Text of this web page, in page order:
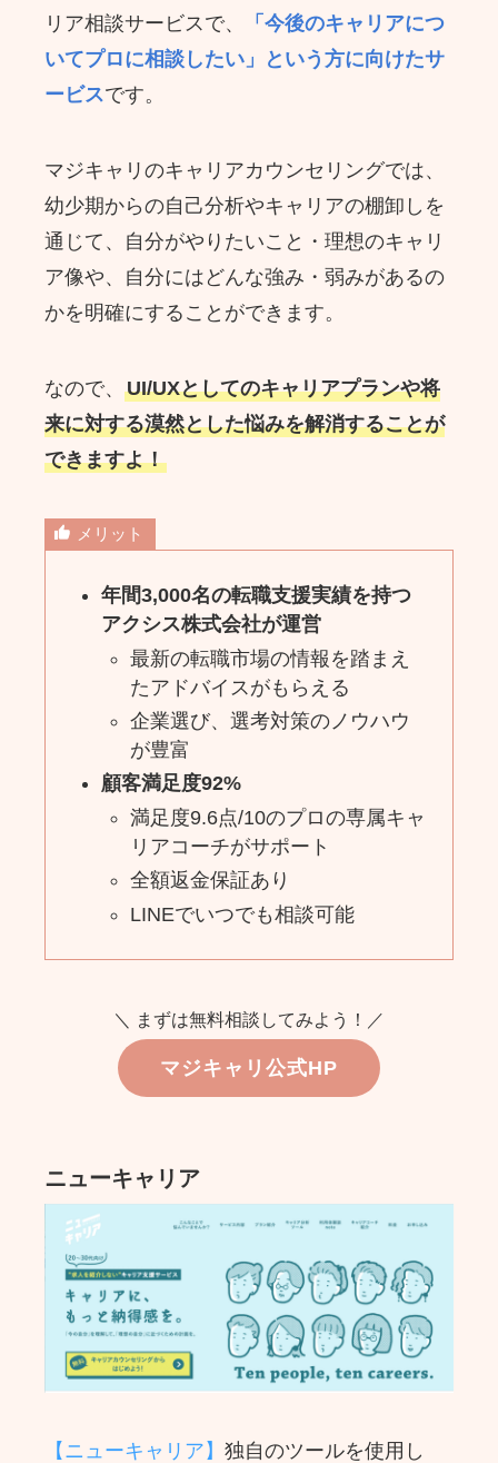
リア相談サービスで、
「今後のキャリアにつ
いてプロに相談したい」という方に向けたサ
ービスです。
マジキャリのキャリアカウンセリングでは、
幼少期からの自己分析やキャリアの棚卸しを
通じて、自分がやりたいこと・理想のキャリ
ア像や、自分にはどんな強み・弱みがあるの
かを明確にすることができます。
なので、UI/UXとしてのキャリアプランや将
来に対する漠然とした悩みを解消することが
できますよ！
メリット
年間3,000名の転職支援実績を持つ
アクシス株式会社が運営
最新の転職市場の情報を踏まえ
たアドバイスがもらえる
企業選び、選考対策のノウハウ
が豊富
顧客満足度92%
満足度9.6点/10のプロの専属キャ
リアコーチがサポート
全額返金保証あり
LINEでいつでも相談可能
＼ まずは無料相談してみよう！／
マジキャリ公式HP
ニューキャリア
【ニューキャリア】独自のツールを使用し